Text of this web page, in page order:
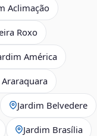
Aclimação
Roxo
América
Jardim Belvedere
Jardim Brasília